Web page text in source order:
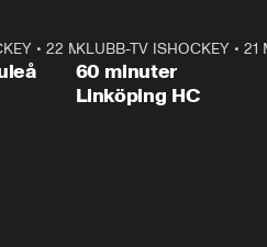
vaktar slottet.
1:00:28
•22 MAJ
Plus
KLUBB-TV ISHOCKEY• 21
60 minuter
Linköping HC